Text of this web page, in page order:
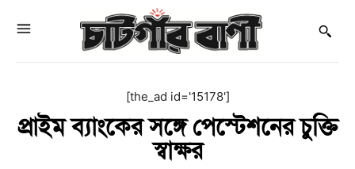
[the_ad id='15178']
প্রাইম ব্যাংকের সঙ্গে পেস্টেশনের চুক্তি
স্বাক্ষর